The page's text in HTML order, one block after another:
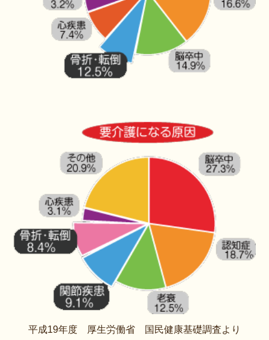
平成19年度 厚生労働省 国民健康基礎調査より